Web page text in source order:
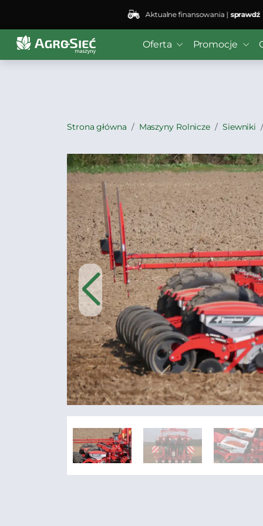
Deprecated: preg_replace(): Passing null to parameter
bei4/public_html/wp-content/plugins/wordfence/
Aktualne finansowania |sprawdź
Oferta Promocje
Strona główna Maszyny Rolnicze Siewniki